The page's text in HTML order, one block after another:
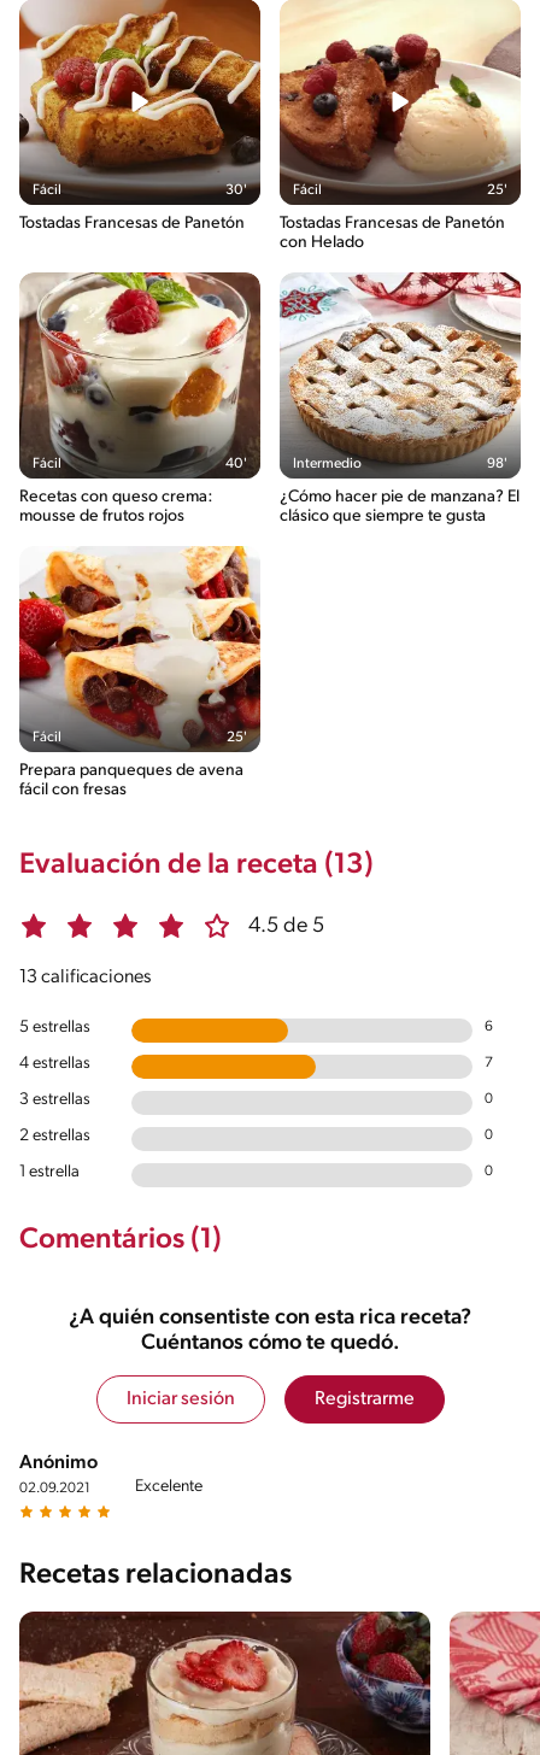
Fácil 30'
Tostadas Francesas de Panetón
Fácil 25'
Tostadas Francesas de Panetón
con Helado
Fácil 40'
Recetas con queso crema:
mousse de frutos rojos
Intermedio 98'
¿Cómo hacer pie de manzana? El
clásico que siempre te gusta
Fácil 25'
Prepara panqueques de avena
fácil con fresas
Evaluación de la receta (13)
4.5 de 5
13 calificaciones
5 estrellas 6
4 estrellas 7
3 estrellas 0
2 estrellas 0
1 estrella 0
Comentários (1)
¿A quién consentiste con esta rica receta?
Cuéntanos cómo te quedó.
Iniciar sesión Registrarme
Anónimo
02.09.2021 Excelente
Recetas relacionadas